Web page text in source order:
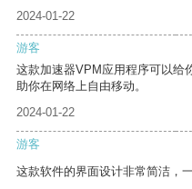
2024-01-22
游客
这款加速器VPM应用程序可以给
助你在网络上自由移动。
2024-01-22
游客
这款软件的界面设计非常简洁，一